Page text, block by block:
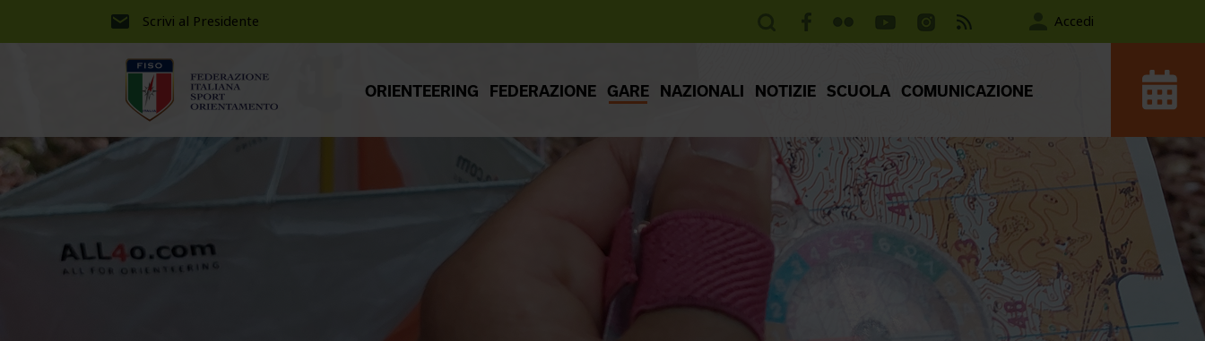
Scrivi al Presidente Accedi
ORIENTEERING FEDERAZIONE GARE NAZIONALI NOTIZIE SCUOLA COMUNICAZIONE